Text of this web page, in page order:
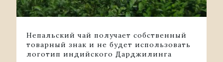
Непальский чай получает собственный
товарный знак и не будет использовать
логотип индийского Дарджилинга